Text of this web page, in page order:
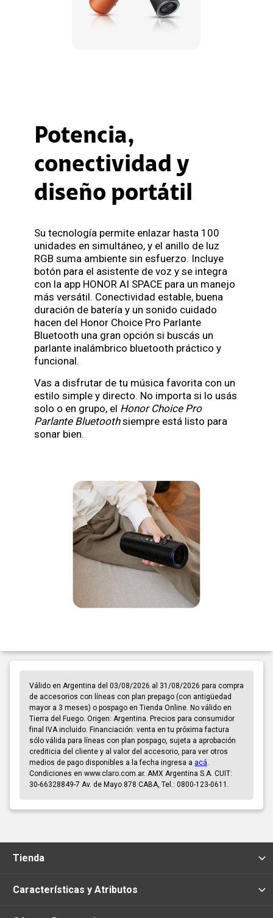
Potencia,
conectividad y
diseño portátil
Su tecnología permite enlazar hasta 100
unidades en simultáneo, y el anillo de luz
RGB suma ambiente sin esfuerzo. Incluye
botón para el asistente de voz y se integra
con la app HONOR AI SPACE para un manejo
más versátil. Conectividad estable, buena
duración de batería y un sonido cuidado
hacen del Honor Choice Pro Parlante
Bluetooth una gran opción si buscás un
parlante inalámbrico bluetooth práctico y
funcional.
Vas a disfrutar de tu música favorita con un
estilo simple y directo. No importa si lo usás
solo o en grupo, el Honor Choice Pro
Parlante Bluetoothsiempre está listo para
sonar bien.
Válido en Argentina del 03/08/2026 al 31/08/2026 para compra
de accesorios con líneas con plan prepago (con antigüedad
mayor a 3 meses) o pospago en Tienda Online. No válido en
Tierra del Fuego. Origen: Argentina. Precios para consumidor
final IVA incluido. Financiación: venta en tu próxima factura
sólo válida para líneas con plan pospago, sujeta a aprobación
crediticia del cliente y al valor del accesorio, para ver otros
medios de pago disponibles a la fecha ingresa a acá
Condiciones en www.claro.com.ar. AMX Argentina S.A. CUIT:
30-66328849-7 Av. de Mayo 878 CABA, Tel.: 0800-123-0611.
Tienda
Características y Atributos